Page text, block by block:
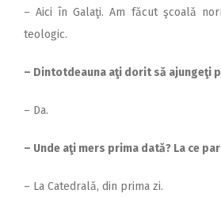
– Aici în Galaţi. Am făcut şcoală
teologic.
– Dintotdeauna aţi dorit să ajungeţi
– Da.
– Unde aţi mers prima dată? La ce
– La Catedrală, din prima zi.